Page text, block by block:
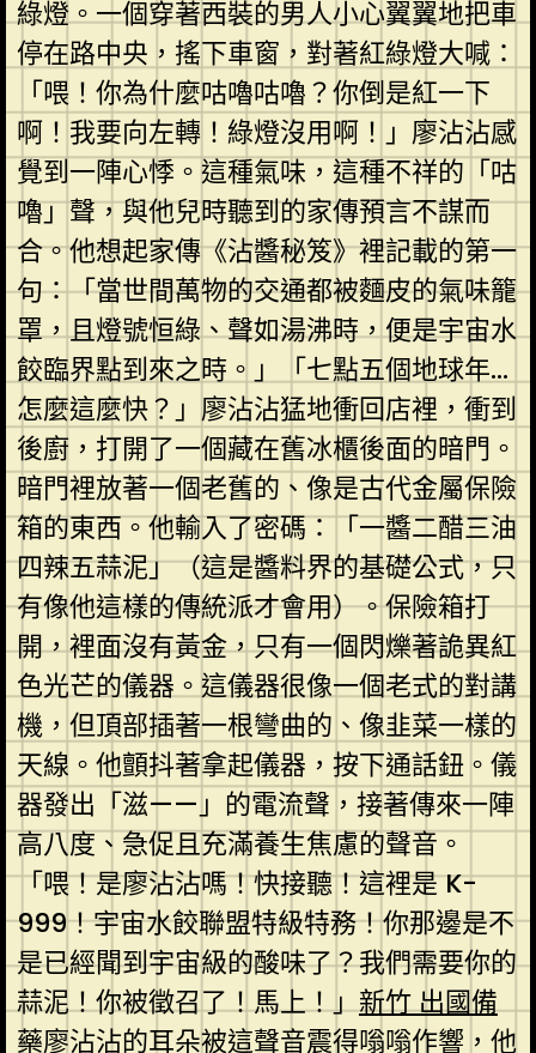
綠燈。一個穿著西裝的男人小心翼翼地把車
停在路中央，搖下車窗，對著紅綠燈大喊：
「喂！你為什麼咕嚕咕嚕？你倒是紅一下
啊！我要向左轉！綠燈沒用啊！」廖沾沾感
覺到一陣心悸。這種氣味，這種不祥的「咕
嚕」聲，與他兒時聽到的家傳預言不謀而
合。他想起家傳《沾醬秘笈》裡記載的第一
句：「當世間萬物的交通都被麵皮的氣味籠
罩，且燈號恒綠、聲如湯沸時，便是宇宙水
餃臨界點到來之時。」「七點五個地球年…
怎麼這麼快？」廖沾沾猛地衝回店裡，衝到
後廚，打開了一個藏在舊冰櫃後面的暗門。
暗門裡放著一個老舊的、像是古代金屬保險
箱的東西。他輸入了密碼：「一醬二醋三油
四辣五蒜泥」（這是醬料界的基礎公式，只
有像他這樣的傳統派才會用）。保險箱打
開，裡面沒有黃金，只有一個閃爍著詭異紅
色光芒的儀器。這儀器很像一個老式的對講
機，但頂部插著一根彎曲的、像韭菜一樣的
天線。他顫抖著拿起儀器，按下通話鈕。儀
器發出「滋——」的電流聲，接著傳來一陣
高八度、急促且充滿養生焦慮的聲音。
「喂！是廖沾沾嗎！快接聽！這裡是 K-
999！宇宙水餃聯盟特級特務！你那邊是不
是已經聞到宇宙級的酸味了？我們需要你的
蒜泥！你被徵召了！馬上！」新竹 出國備
藥廖沾沾的耳朵被這聲音震得嗡嗡作響，他